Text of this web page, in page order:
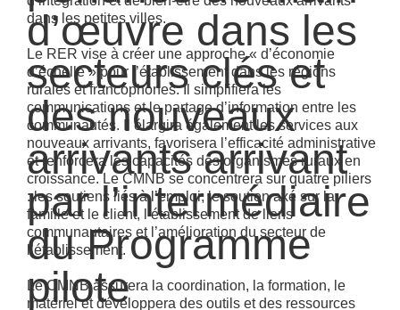
d’œuvre dans les
secteurs clés et
des nouveaux
arrivants arrivant
par l’intermédiaire
du Programme
pilote
dans les petites villes.
Le RER vise à créer une approche « d’économie
d’échelle » pour l’établissement dans les régions
rurales et francophones. Il simplifiera les
communications et le partage d’information entre les
communautés. Il élargira également les services aux
nouveaux arrivants, favorisera l’efficacité administrative
et renforcera les capacités des organismes ruraux en
croissance. Le CMNBse concentrera sur quatre piliers
: les soutiens liés à l’emploi, le soutien axé sur la
famille et le client, l’établissement de liens
communautaires et l’amélioration du secteur de
l’établissement.
Le CMNBassurera la coordination, la formation, le
matériel et développera des outils et des ressources